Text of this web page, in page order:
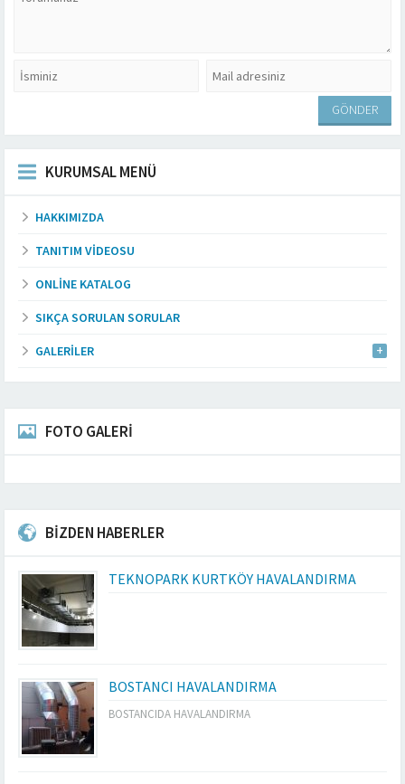
KURUMSAL MENÜ
HAKKIMIZDA
TANITIM VIDEOSU
ONLINE KATALOG
SIKÇA SORULAN SORULAR
GALERILER
FOTO GALERİ
BİZDEN HABERLER
TEKNOPARK KURTKÖY HAVALANDIRMA
BOSTANCI HAVALANDIRMA
BOSTANCIDA HAVALANDIRMA